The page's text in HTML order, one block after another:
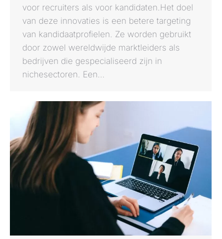
voor recruiters als voor kandidaten.Het doel
van deze innovaties is een betere targeting
van kandidaatprofielen. Ze worden gebruikt
door zowel wereldwijde marktleiders als
bedrijven die gespecialiseerd zijn in
nichesectoren. Een…